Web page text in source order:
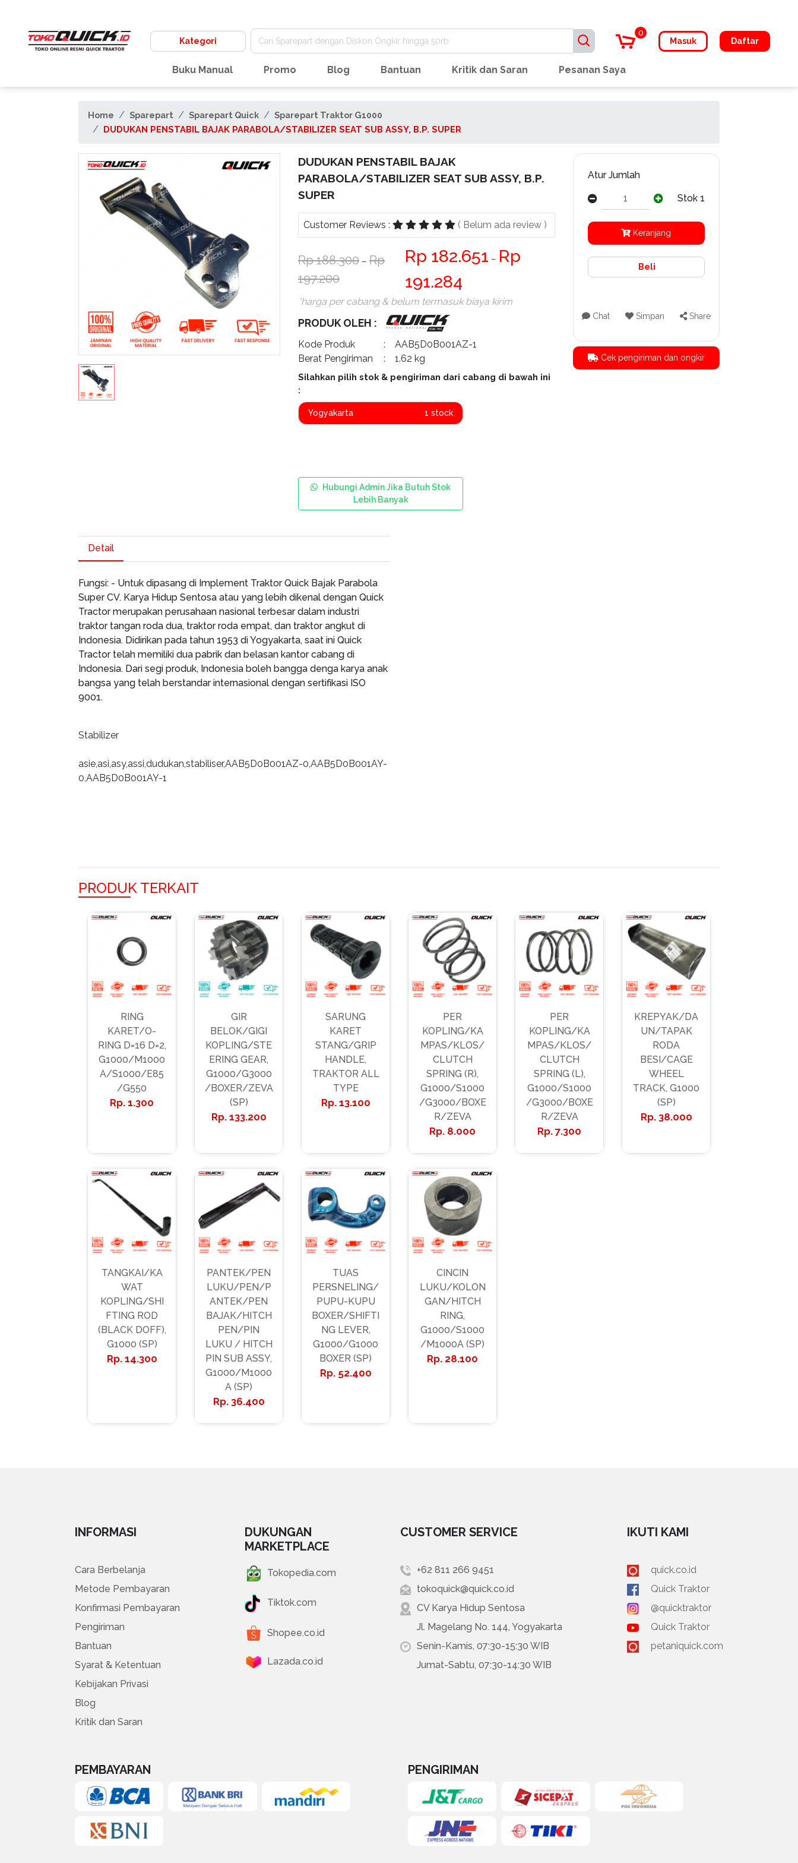
Kategori
0
Masuk
Daftar
Buku Manual Promo Blog Bantuan Kritik dan Saran Pesanan Saya
Home Sparepart Sparepart Quick
Sparepart Traktor G1000
DUDUKAN PENSTABIL BAJAK PARABOLA/STABILIZER SEAT SUB ASSY, B.P. SUPER
DUDUKAN PENSTABIL BAJAK
PARABOLA/STABILIZER SEAT SUB ASSY, B.P.
SUPER
Customer Reviews : ( Belum ada review )
188.300 −
197.200
182.651 −
191.284
*harga per cabang & belum termasuk biaya kirim
PRODUK OLEH :
Kode Produk
: AAB5D0B001AZ-1
Berat Pengiriman
: 1.62 kg
Silahkan pilih stok & pengiriman dari cabang di bawah ini
:
Yogyakarta 1 stock
Hubungi Admin Jika Butuh Stok
Lebih Banyak
Atur Jumlah
Stok 1
Keranjang
Beli
Chat Simpan Share
Cek pengiriman dan ongkir
Detail
Fungsi: - Untuk dipasang di Implement Traktor Quick Bajak Parabola
Super CV. Karya Hidup Sentosa atau yang lebih dikenal dengan Quick
Tractor merupakan perusahaan nasional terbesar dalam industri
traktor tangan roda dua, traktor roda empat, dan traktor angkut di
Indonesia. Didirikan pada tahun 1953 di Yogyakarta, saat ini Quick
Tractor telah memiliki dua pabrik dan belasan kantor cabang di
Indonesia. Dari segi produk, Indonesia boleh bangga denga karya anak
bangsa yang telah berstandar internasional dengan sertifikasi ISO
9001.
Stabilizer
asie,asi,asy,assi,dudukan,stabiliser,AAB5D0B001AZ-0,AAB5D0B001AY-
0,AAB5D0B001AY-1
PRODUK TERKAIT
RING
KARET/O-
RING D=16 D=2,
G1000/M1000
A/S1000/E85
/G550
1.300
GIR
BELOK/GIGI
KOPLING/STE
ERING GEAR,
G1000/G3000
/BOXER/ZEVA
(SP)
133.200
SARUNG
KARET
STANG/GRIP
HANDLE,
TRAKTOR ALL
TYPE
13.100
PER
KOPLING/KA
MPAS/KLOS/
CLUTCH
SPRING (R),
G1000/S1000
/G3000/BOXE
R/ZEVA
8.000
PER
KOPLING/KA
MPAS/KLOS/
CLUTCH
SPRING (L),
G1000/S1000
/G3000/BOXE
R/ZEVA
7.300
KREPYAK/DA
UN/TAPAK
RODA
BESI/CAGE
WHEEL
TRACK, G1000
(SP)
38.000
TANGKAI/KA
WAT
KOPLING/SHI
FTING ROD
(BLACK DOFF),
G1000 (SP)
14.300
PANTEK/PEN
LUKU/PEN/P
ANTEK/PEN
BAJAK/HITCH
PEN/PIN
LUKU / HITCH
PIN SUB ASSY,
G1000/M1000
A (SP)
36.400
TUAS
PERSNELING/
PUPU-KUPU
BOXER/SHIFTI
NG LEVER,
G1000/G1000
BOXER (SP)
52.400
CINCIN
LUKU/KOLON
GAN/HITCH
RING,
G1000/S1000
/M1000A (SP)
28.100
INFORMASI
Cara Berbelanja
Metode Pembayaran
Konfirmasi Pembayaran
Pengiriman
Bantuan
Syarat & Ketentuan
Kebijakan Privasi
Blog
Kritik dan Saran
DUKUNGAN
MARKETPLACE
Tokopedia.com
Tiktok.com
Shopee.co.id
Lazada.co.id
CUSTOMER SERVICE
+62 811 266 9451
tokoquick@quick.co.id
CV Karya Hidup Sentosa
Jl. Magelang No. 144, Yogyakarta
Senin-Kamis, 07:30-15:30 WIB
Jumat-Sabtu, 07:30-14:30 WIB
IKUTI KAMI
quick.co.id
Quick Traktor
@quicktraktor
Quick Traktor
petaniquick.com
PEMBAYARAN PENGIRIMAN